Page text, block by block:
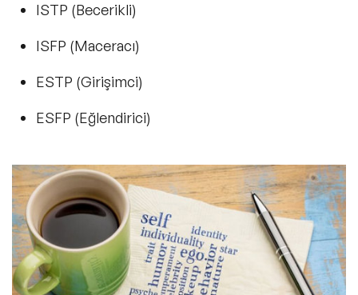
ISTP (Becerikli)
ISFP (Maceracı)
ESTP (Girişimci)
ESFP (Eğlendirici)